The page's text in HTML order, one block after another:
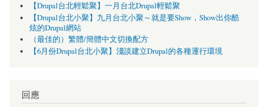
【Drupal台北輕鬆聚】一月台北Drupal輕鬆聚
【Drupal台北小聚】九月台北小聚～就是要Show，Show出你酷
炫的Drupal網站
（最佳的）繁體/簡體中文切換配方
【6月份Drupal台北小聚】淺談建立Drupal的各種運行環境
回應